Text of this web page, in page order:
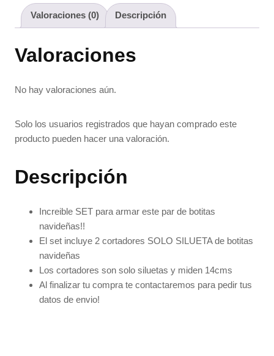
Colaboracion
|
piezas
Valoraciones (0) Descripción
Valoraciones
No hay valoraciones aún.
Solo los usuarios registrados que hayan comprado este
producto pueden hacer una valoración.
Descripción
Increible SET para armar este par de botitas
navideñas!!
El set incluye 2 cortadores SOLO SILUETA de botitas
navideñas
Los cortadores son solo siluetas y miden 14cms
Al finalizar tu compra te contactaremos para pedir tus
datos de envio!